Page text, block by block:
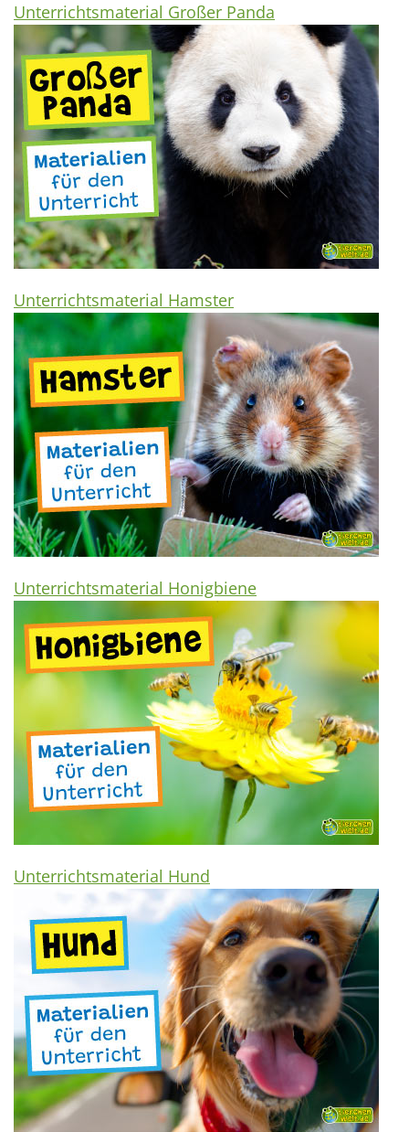
Unterrichtsmaterial Großer Panda
Unterrichtsmaterial Hamster
Unterrichtsmaterial Honigbiene
Unterrichtsmaterial Hund